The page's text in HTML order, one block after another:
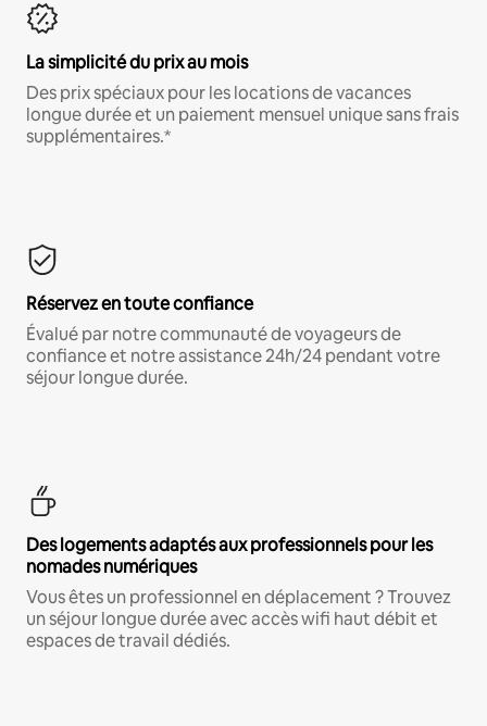
La simplicité du prix au mois
Des prix spéciaux pour les locations de vacances
longue durée et un paiement mensuel unique sans frais
supplémentaires.*
Réservez en toute confiance
Évalué par notre communauté de voyageurs de
confiance et notre assistance 24h/24 pendant votre
séjour longue durée.
Des logements adaptés aux professionnels pour les
nomades numériques
Vous êtes un professionnel en déplacement ? Trouvez
un séjour longue durée avec accès wifi haut débit et
espaces de travail dédiés.